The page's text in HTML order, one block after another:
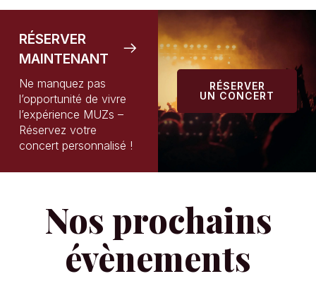
RÉSERVER
MAINTENANT
Ne manquez pas
l’opportunité de vivre
l’expérience MUZs –
Réservez votre
concert personnalisé !
RÉSERVER
UN CONCERT
Nos prochains
évènements